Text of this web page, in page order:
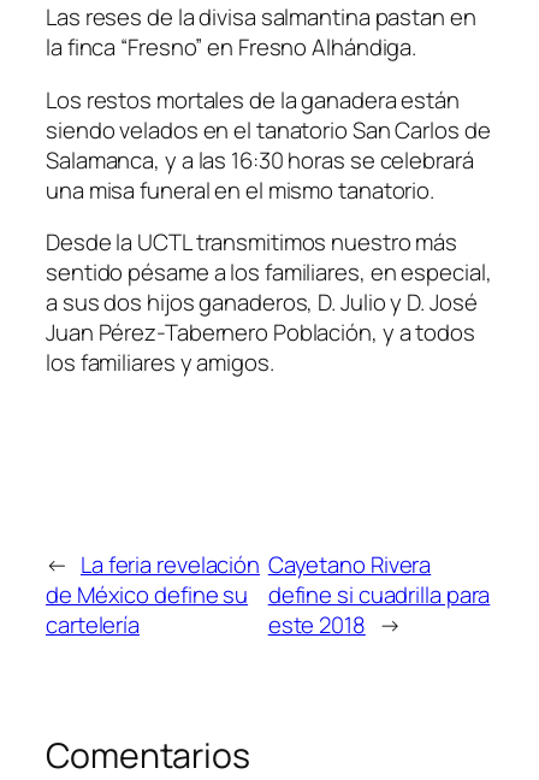
Las reses de la divisa salmantina pastan en
la finca “Fresno” en Fresno Alhándiga.
Los restos mortales de la ganadera están
siendo velados en el tanatorio San Carlos de
Salamanca, y a las 16:30 horas se celebrará
una misa funeral en el mismo tanatorio.
Desde la UCTL transmitimos nuestro más
sentido pésame a los familiares, en especial,
a sus dos hijos ganaderos, D. Julio y D. José
Juan Pérez-Tabernero Población, y a todos
los familiares y amigos.
← La feria revelación
de México define su
cartelería
Cayetano Rivera
define si cuadrilla para
este 2018 →
Comentarios